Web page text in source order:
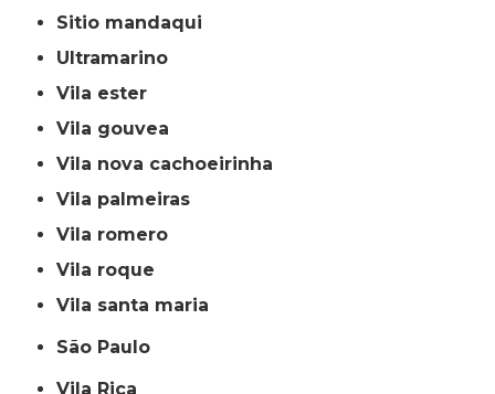
sitio mandaqui
ultramarino
vila ester
vila gouvea
vila nova cachoeirinha
vila palmeiras
vila romero
vila roque
vila santa maria
São Paulo
Vila Rica